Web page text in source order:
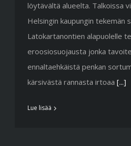
löytävältä alueelta. Talkoissa
Helsingin kaupungin tekemän
Latokartanontien alapuolelle
eroosiosuojausta jonka
ennaltaehkäistä penkan
kärsivästä rannasta irtoaa [...]
Lue lisää